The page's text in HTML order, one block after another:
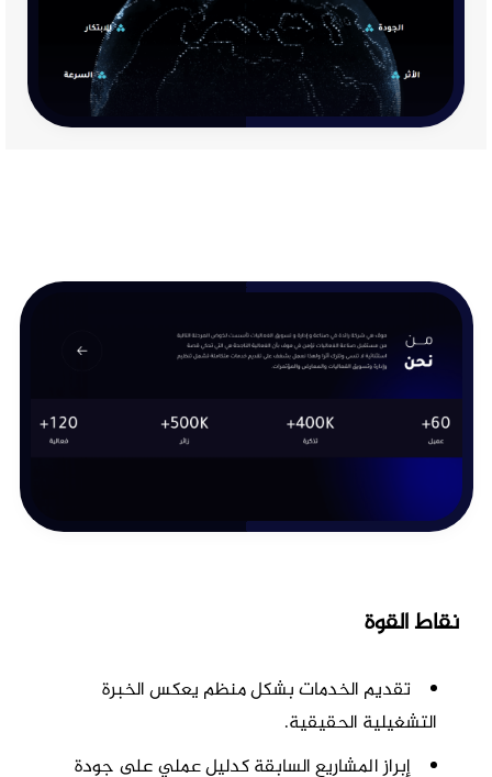
نقاط القوة
تقديم الخدمات بشكل منظم يعكس الخبرة
التشغيلية الحقيقية.
إبراز المشاريع السابقة كدليل عملي على جودة